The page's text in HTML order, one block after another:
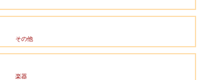
その他
楽器